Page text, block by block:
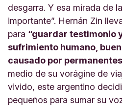
desgarra. Y esa mirada de
importante”. Hernán Zin
para “guardar testimonio
sufrimiento humano,
causado por
medio de su vorágine de
vivido, este argentino
pequeños para sumar su